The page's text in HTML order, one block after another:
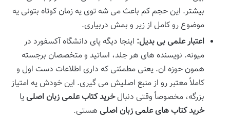
بیشتر. این حجم کم باعث می شه توی یه زمان کوتاه بتونی یه
موضوع رو کامل از زیر و بمش دربیاری.
اعتبار علمی بی بدیل: اینجا دیگه پای دانشگاه آکسفورد در
میونه. نویسنده های هر جلد، اساتید و متخصصان برجسته
همون حوزه ان. یعنی مطمئنی که داری اطلاعات دست اول و
کاملاً معتبر رو از منبع اصلیش می گیری. این خودش یه امتیاز
بزرگه، مخصوصاً وقتی دنبالخرید کتاب علمی زبان اصلی یا
خرید کتاب های علمی زبان اصلی هستی.